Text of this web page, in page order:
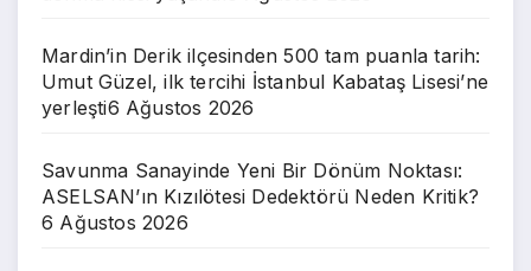
Mardin’in Derik ilçesinden 500 tam puanla tarih:
Umut Güzel, ilk tercihi İstanbul Kabataş Lisesi’ne
yerleşti6 Ağustos 2026
Savunma Sanayinde Yeni Bir Dönüm Noktası:
ASELSAN’ın Kızılötesi Dedektörü Neden Kritik?
6 Ağustos 2026